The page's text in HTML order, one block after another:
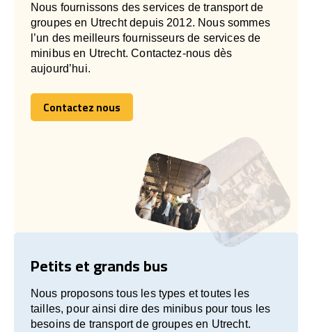
Nous fournissons des services de transport de
groupes en Utrecht depuis 2012. Nous sommes
l’un des meilleurs fournisseurs de services de
minibus en Utrecht. Contactez-nous dès
aujourd’hui.
Contactez nous
Contactez nous
Petits et grands bus
Nous proposons tous les types et toutes les
tailles, pour ainsi dire des minibus pour tous les
besoins de transport de groupes en Utrecht.